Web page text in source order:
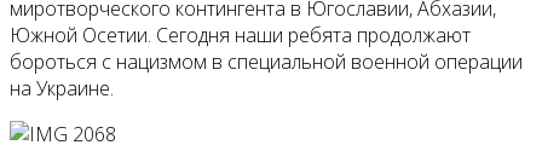
миротворческого контингента в Югославии, Абхазии,
Южной Осетии. Сегодня наши ребята продолжают
бороться с нацизмом в специальной военной операции
на Украине.